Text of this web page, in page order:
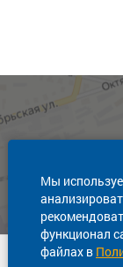
Мы
функционал
файлах в